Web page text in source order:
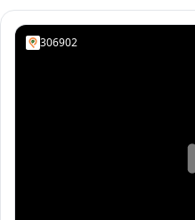
306902